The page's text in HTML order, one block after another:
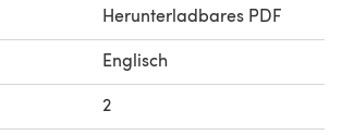
Herunterladbares PDF
Englisch
2